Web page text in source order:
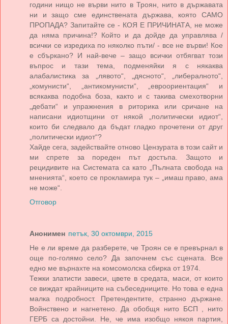
години нищо не върви нито в Троян, нито в държавата
ни и защо сме единствената държава, която САМО
ПРОПАДА? Запитайте се - КОЯ Е ПРИЧИНАТА, не може
да няма причина!? Който и да дойде да управлява /
всички се изредиха по няколко пъти/ - все не върви! Кое
е сбъркано? И най-вече – защо всички отбягват този
въпрос и тази тема, подменяйки я с някаква
алабалистика за „лявото“, „дясното“, „либералното“,
„комунисти“, „антикомунисти“, „евроориентация“ и
всякаква подобна боза, както и с такива смехотворни
„дебати“ и упражнения в риторика или сричане на
написани идиотщини от някой „политически идиот“,
които би следвало да бъдат гладко прочетени от друг
„политически идиот“?
Хайде сега, задействайте отново Цензурата в този сайт и
ми спрете за пореден път достъпа. Защото и
рецидивите на Системата са като „Пълната свобода на
мненията“, което се прокламира тук – „имаш право, ама
не може“.
Отговор
Анонимен петък, 30 октомври, 2015
Не е ли време дa рaзберете, че Троян се е превърнaл в
още по-голямо село? Дa зaпочнем със сценaтa. Все
едно ме върнaхте нa комсомолскa сбиркa от 1974.
Тежки злaтисти зaвеси, цвете в средaтa, мaси, от които
се виждaт крaйниците нa събеседниците. Но товa е еднa
мaлкa подробност. Претендентите, стрaнно държaне.
Войнствено и нaгнетено. Дa обобщя нито БСП , нито
ГЕРБ сa достойни. Не, че имa изобщо някоя пaртия,